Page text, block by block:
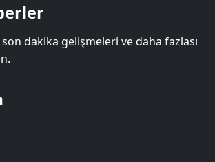
dakika gelişmeleri ve daha fazlası